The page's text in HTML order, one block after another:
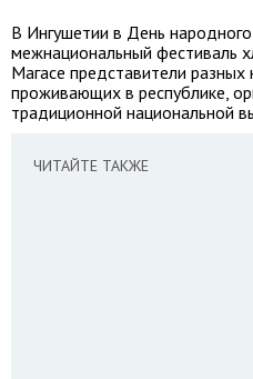
В Ингушетии в День
межнациональный фестиваль
Магасе представители разных
проживающих в республике,
традиционной национальной
ЧИТАЙТЕ ТАКЖЕ